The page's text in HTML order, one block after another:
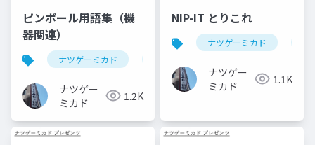
ピンボール用語集（機
器関連）
ナツゲーミカド
ナツゲー
ミカド
1.2K
NIP-IT とりこれ
ナツゲーミカド
ナツゲー
ミカド
1.1K